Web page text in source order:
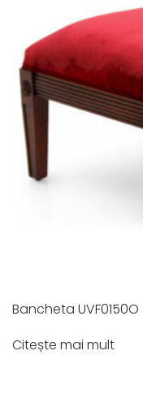
Bancheta UVF0150O
Citește mai mult